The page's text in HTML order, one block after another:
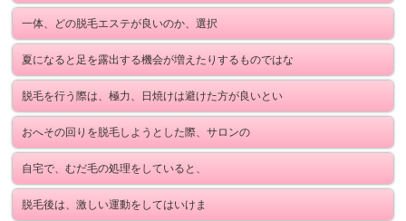
一体、どの脱毛エステが良いのか、選択
夏になると足を露出する機会が増えたりするものではな
脱毛を行う際は、極力、日焼けは避けた方が良いとい
おへその回りを脱毛しようとした際、サロンの
自宅で、むだ毛の処理をしていると、
脱毛後は、激しい運動をしてはいけま